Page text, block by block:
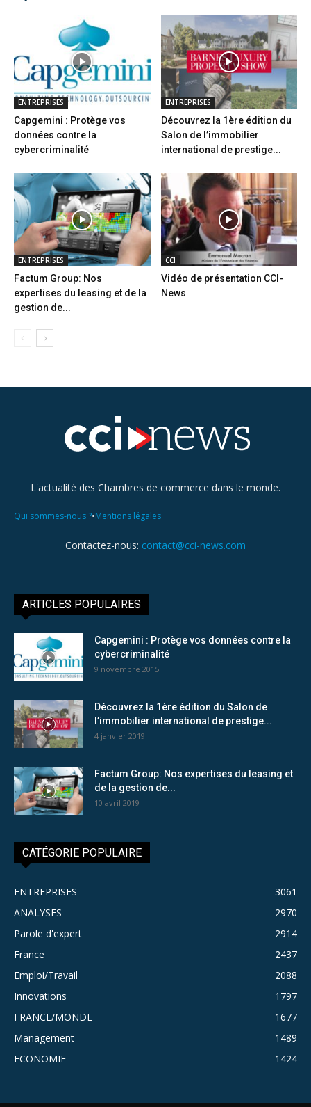
ENTREPRISES
Capgemini : Protège vos
données contre la
cybercriminalité
ENTREPRISES
Découvrez la 1ère édition du
Salon de l’immobilier
international de prestige...
ENTREPRISES
Factum Group: Nos
expertises du leasing et de la
gestion de...
CCI
Vidéo de présentation CCI-
News
L'actualité des Chambres de commerce dans le monde.
Qui sommes-nous ?•Mentions légales
Contactez-nous: contact@cci-news.com
ARTICLES POPULAIRES
Capgemini : Protège vos données contre la
cybercriminalité
9 novembre 2015
Découvrez la 1ère édition du Salon de
l’immobilier international de prestige...
4 janvier 2019
Factum Group: Nos expertises du leasing et
de la gestion de...
10 avril 2019
CATÉGORIE POPULAIRE
ENTREPRISES
3061
ANALYSES
2970
Parole d'expert
2914
France
2437
Emploi/Travail
2088
Innovations
1797
FRANCE/MONDE
1677
Management
1489
ECONOMIE
1424